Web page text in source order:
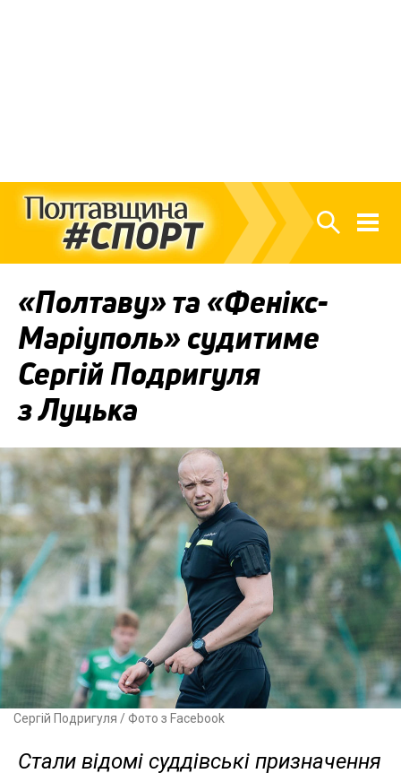
«Полтаву» та «Фенікс-
Маріуполь» судитиме
Сергій Подригуля
з Луцька
Сергій Подригуля / Фото з Facebook
Стали відомі суддівські призначення